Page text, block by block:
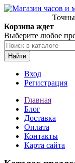
Корзина ждет
Выберите любое
Найти
Вход
Регистрация
Главная
Блог
Доставка
Оплата
Контакты
Карта сайта